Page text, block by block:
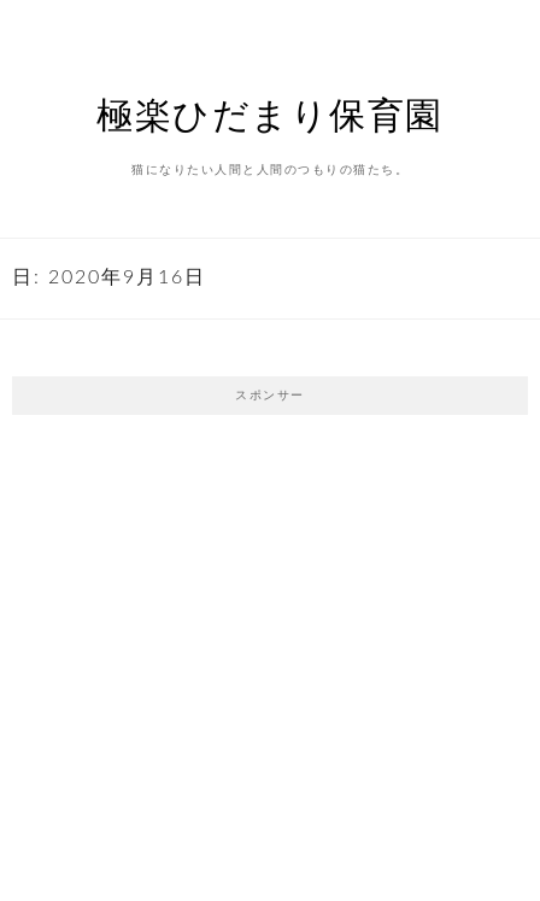
極楽ひだまり保育園
猫になりたい人間と人間のつもりの猫たち。
日: 2020年9月16日
スポンサー